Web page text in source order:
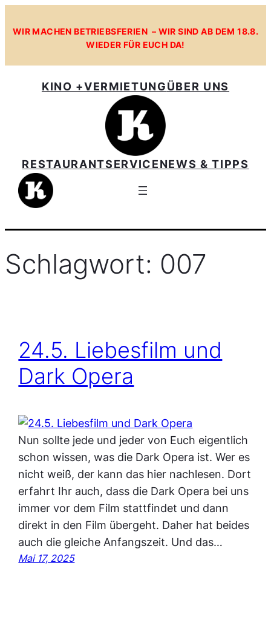
Inhalt
WIR MACHEN BETRIEBSFERIEN – WIR SIND AB DEM 18.8.
WIEDER FÜR EUCH DA!
KINO +VERMIETUNGÜBER UNS
RESTAURANTSERVICENEWS & TIPPS
Schlagwort: 007
24.5. Liebesfilm und
Dark Opera
Nun sollte jede und jeder von Euch eigentlich
schon wissen, was die Dark Opera ist. Wer es
nicht weiß, der kann das hier nachlesen. Dort
erfahrt Ihr auch, dass die Dark Opera bei uns
immer vor dem Film stattfindet und dann
direkt in den Film übergeht. Daher hat beides
auch die gleiche Anfangszeit. Und das…
Mai 17, 2025